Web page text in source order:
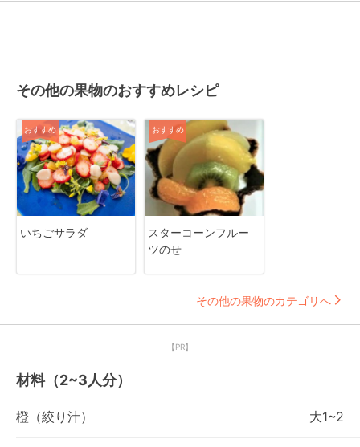
その他の果物のおすすめレシピ
おすすめ
いちごサラダ
おすすめ
スターコーンフルー
ツのせ
その他の果物のカテゴリへ
【PR】
材料（2~3人分）
橙（絞り汁） 大1~2